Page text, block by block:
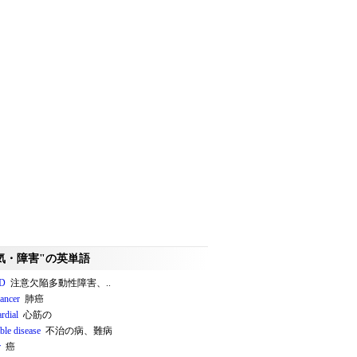
・障害"の英単語
注意欠陥多動性障害、..
肺癌
心筋の
disease 不治の病、難病
癌